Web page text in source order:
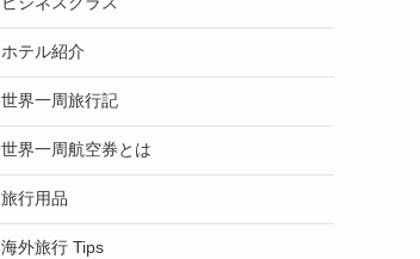
ホテル紹介
世界一周旅行記
世界一周航空券とは
旅行用品
海外旅行 Tips